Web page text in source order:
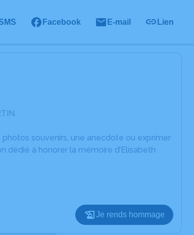
Facebook E-mail Lien
souvenirs, une anecdote ou exprimer
dédié à honorer la mémoire d’Elisabeth
Je rends hommage